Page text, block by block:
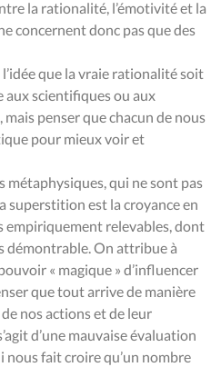
la rationalité, l’émotivité et la
concernent donc pas que des
que la vraie rationalité soit
aux scientifiques ou aux
penser que chacun de nous
pour mieux voir et
métaphysiques, qui ne sont pas
superstition est la croyance en
empiriquement relevables, dont
démontrable. On attribue à
« magique » d’influencer
que tout arrive de manière
nos actions et de leur
d’une mauvaise évaluation
nous fait croire qu’un nombre